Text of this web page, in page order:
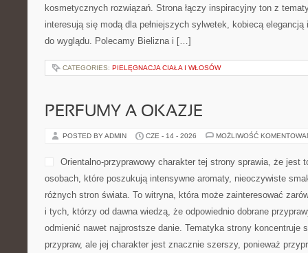
kosmetycznych rozwiązań. Strona łączy inspiracyjny ton z
interesują się modą dla pełniejszych sylwetek, kobiecą
do wyglądu. Polecamy Bielizna i […]
CATEGORIES: PIELĘGNACJA CIAŁA I WŁOSÓW
PERFUMY A OKAZJE
POSTED BY ADMIN CZE - 14 - 2026 MOŻLIWOŚĆ
Orientalno-przyprawowy charakter tej strony sprawia, że jest
osobach, które poszukują intensywne aromaty, nieoczywiste
różnych stron świata. To witryna, która może zainteresować
i tych, którzy od dawna wiedzą, że odpowiednio dobrane
odmienić nawet najprostsze danie. Tematyka strony koncentruje
przypraw, ale jej charakter jest znacznie szerszy, ponieważ